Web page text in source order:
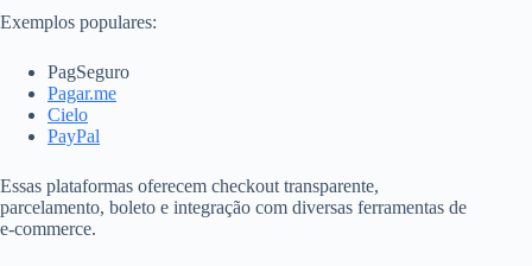
Exemplos populares:
PagSeguro
Pagar.me
Cielo
PayPal
Essas plataformas oferecem checkout transparente,
parcelamento, boleto e integração com diversas ferramentas de
e-commerce.